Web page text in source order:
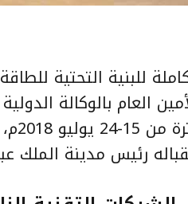
للبنية التحتية
العام بالوكالة
رئيس مدينة الملك